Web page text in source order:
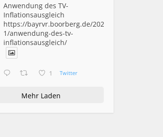
Anwendung des TV-
Inflationsausgleich
https://bayrvr.boorberg.de/2026/07/3
1/anwendung-des-tv-
inflationsausgleich/
1 Twitter
Mehr Laden